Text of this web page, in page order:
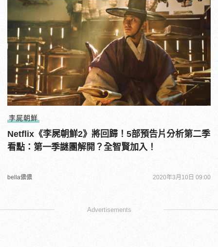
李屍朝鮮
Netflix《李屍朝鮮2》將回歸！5部預告片分析第二季
看點：第一季謎團解開？全智賢加入！
bella儂儂 2020年3月10日 09:00
Advertisements